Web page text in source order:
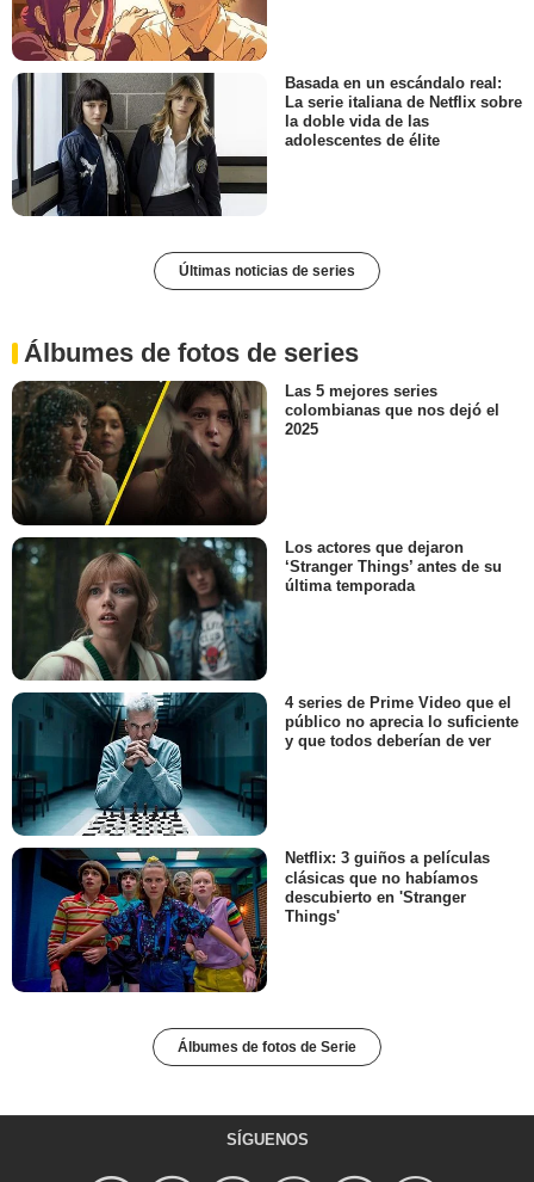
Basada en un escándalo real:
La serie italiana de Netflix sobre
la doble vida de las
adolescentes de élite
Últimas noticias de series
Álbumes de fotos de series
Las 5 mejores series
colombianas que nos dejó el
2025
Los actores que dejaron
‘Stranger Things’ antes de su
última temporada
4 series de Prime Video que el
público no aprecia lo suficiente
y que todos deberían de ver
Netflix: 3 guiños a películas
clásicas que no habíamos
descubierto en 'Stranger
Things'
Álbumes de fotos de Serie
SÍGUENOS